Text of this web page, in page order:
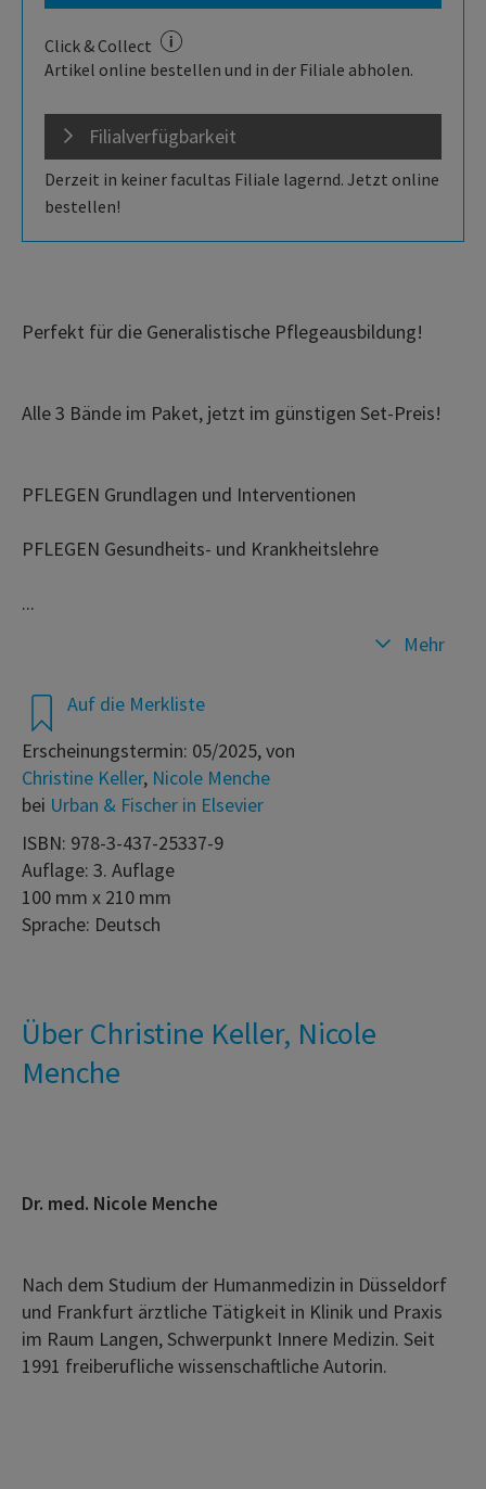
Click & Collect
Artikel online bestellen und in der Filiale abholen.
Filialverfügbarkeit
Derzeit in keiner facultas Filiale lagernd. Jetzt online
bestellen!
Auf die Merkliste
Erscheinungstermin: 05/2025, von
Christine Keller, Nicole Menche
bei Urban & Fischer in Elsevier
ISBN: 978-3-437-25337-9
Auflage: 3. Auflage
100 mm x 210 mm
Sprache: Deutsch
Perfekt für die Generalistische Pflegeausbildung!
Alle 3 Bände im Paket, jetzt im günstigen Set-Preis!
PFLEGEN Grundlagen und Interventionen
PFLEGEN Gesundheits- und Krankheitslehre
...
Mehr
Über Christine Keller, Nicole
Menche
Dr. med. Nicole Menche
Nach dem Studium der Humanmedizin in Düsseldorf
und Frankfurt ärztliche Tätigkeit in Klinik und Praxis
im Raum Langen, Schwerpunkt Innere Medizin. Seit
1991 freiberufliche wissenschaftliche Autorin.